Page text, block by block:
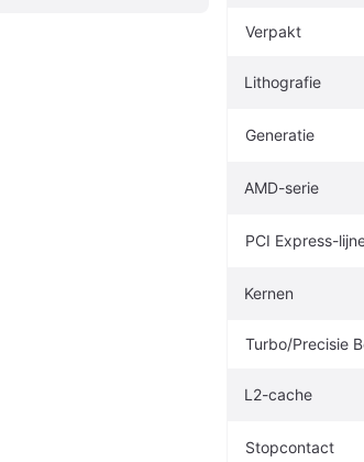
Verpakt
Lithografie
Generatie
AMD-serie
PCI Express-
Kernen
Turbo/Precisie
L2-cache
Stopcontact